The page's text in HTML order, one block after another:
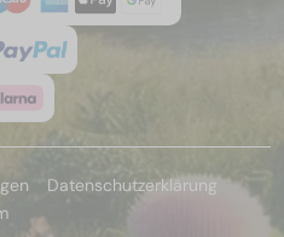
Datenschutzerklärung